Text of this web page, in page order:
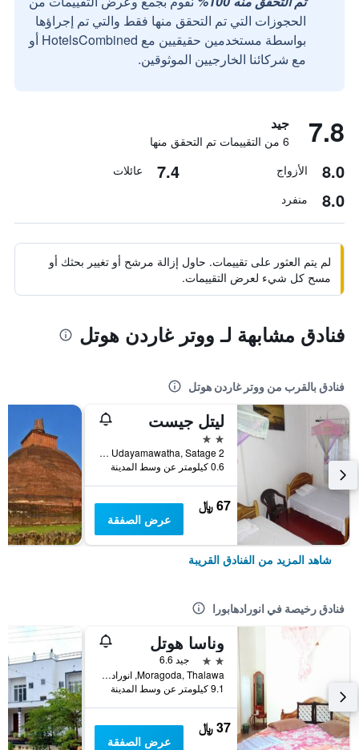
الحجوزات التي تم التحقق منها فقط والتي تم إجراؤها
بواسطة مستخدمين حقيقيين مع HotelsCombined أو
مع شركائنا الخارجيين الموثوقين.
7.8 جيد
6 من التقييمات تم التحقق منها
8.0 الأزواج 7.4 عائلات
8.0 منفرد
لم يتم العثور على تقييمات. حاول إزالة مرشح أو تغيير بحثك أو
مسح كل شيء لعرض التقييمات.
فنادق مشابهة لـ ووتر غاردن هوتل
فنادق بالقرب من ووتر غاردن هوتل
ليتل جيست
2 نجمتين
No 562/84/05, Udayamawatha, Satage 2, انورادهابورا, سريلانكا
0.6 كيلومتر عن وسط المدينة
67 ﷼
عرض الصفقة
شاهد المزيد من الفنادق القريبة
فنادق رخيصة في انورادهابورا
وناسا هوتل
2 نجمتين
جيد 6.6
Moragoda, Thalawa, انورادهابورا, سريلانكا
9.1 كيلومتر عن وسط المدينة
37 ﷼
عرض الصفقة